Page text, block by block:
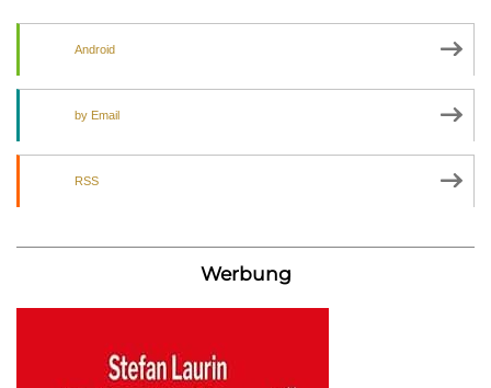
Android
by Email
RSS
Werbung